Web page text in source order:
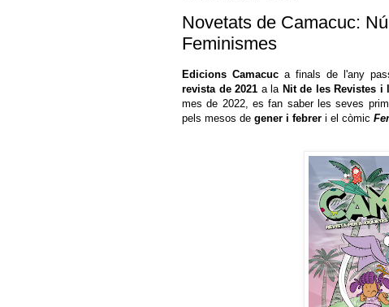
Novetats de Camacuc:
Feminismes
Edicions Camacuc a finals de l'any
revista de 2021 a la Nit de les Revistes i
mes de 2022, es fan saber les seves
pels mesos de gener i febrer i el còmic